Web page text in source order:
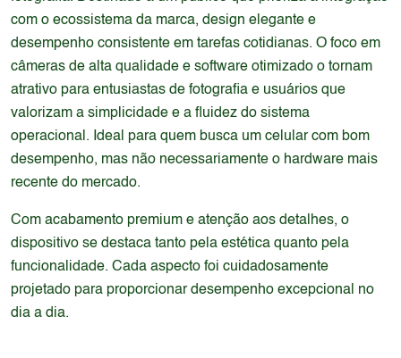
com o ecossistema da marca, design elegante e
desempenho consistente em tarefas cotidianas. O foco em
câmeras de alta qualidade e software otimizado o tornam
atrativo para entusiastas de fotografia e usuários que
valorizam a simplicidade e a fluidez do sistema
operacional. Ideal para quem busca um celular com bom
desempenho, mas não necessariamente o hardware mais
recente do mercado.
Com acabamento premium e atenção aos detalhes, o
dispositivo se destaca tanto pela estética quanto pela
funcionalidade. Cada aspecto foi cuidadosamente
projetado para proporcionar desempenho excepcional no
dia a dia.